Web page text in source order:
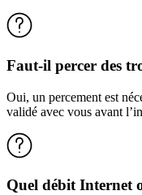
Faut-il percer des
Oui, un percement est
validé avec vous avant
Quel débit Internet